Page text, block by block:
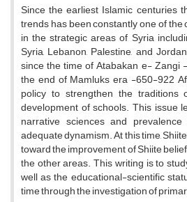
Since the earliest Islamic centuries
trends has been constantly one of
in the strategic areas of Syria
Syria, Lebanon, Palestine, and
since the time of Atabakan e-
the end of Mamluks era -650-922
policy to strengthen the traditions
development of schools. This issue
narrative sciences and
adequate dynamism. At this time,
toward the improvement of Shiite
the other areas. This writing is to
well as the educational-scientific
time through the investigation of